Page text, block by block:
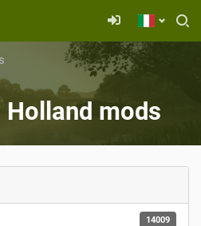
Holland mods
14009